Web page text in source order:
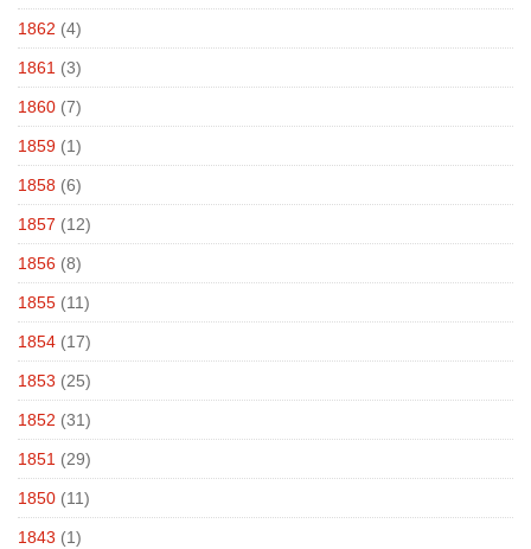
1862 (4)
1861 (3)
1860 (7)
1859 (1)
1858 (6)
1857 (12)
1856 (8)
1855 (11)
1854 (17)
1853 (25)
1852 (31)
1851 (29)
1850 (11)
1843 (1)